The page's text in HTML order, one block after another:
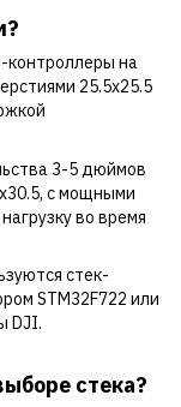
контроллеры на
25.5x25.5
3-5 дюймов
с мощными
во время
стек-
STM32F722 или
DJI.
стека?